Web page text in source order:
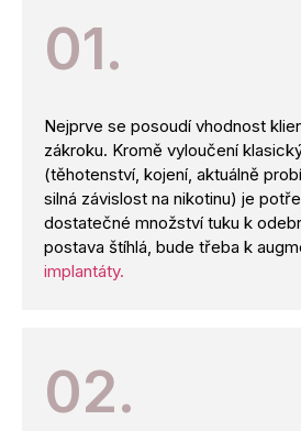
01.
Nejprve se posoudí vhodnost
zákroku. Kromě vyloučení
(těhotenství, kojení, aktuálně
silná závislost na nikotinu) je
dostatečné množství tuku k
postava štíhlá, bude třeba k
implantáty.
02.